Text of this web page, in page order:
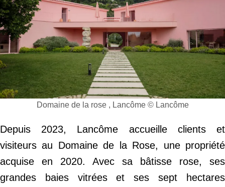
Domaine de la rose , Lancôme © Lancôme
Depuis 2023, Lancôme accueille clients et
visiteurs au Domaine de la Rose, une propriété
acquise en 2020. Avec sa bâtisse rose, ses
grandes baies vitrées et ses sept hectares